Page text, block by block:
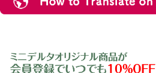
新入荷
ミニデルタオリジナルパーツ